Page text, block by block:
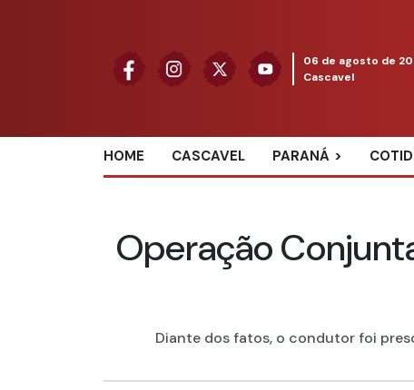
06 de agosto de
Cascavel
HOME CASCAVEL PARANÁ
Operação
Diante dos fatos, o condutor foi